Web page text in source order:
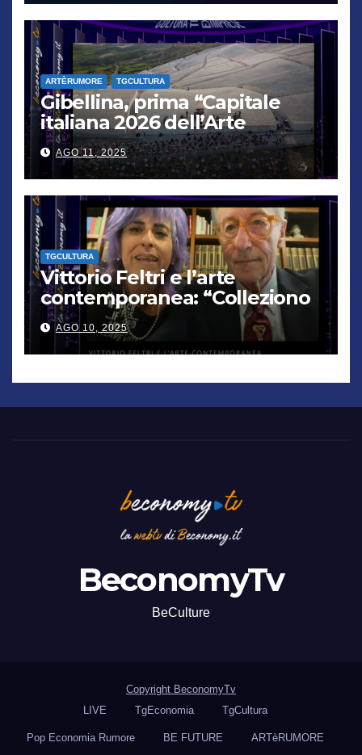
ARTÈRUMORE TGCULTURA
Gibellina, prima “Capitale
italiana 2026 dell’Arte
contemporanea”
AGO 11, 2025
TGCULTURA
Vittorio Feltri e l’arte
contemporanea: “Colleziono
De Chirico. Cattelan? Un
genio”
AGO 10, 2025
BeconomyTv
BeCulture
Copyright BeconomyTv
LIVE
TgEconomia TgCultura
Pop Economia Rumore BE FUTURE ARTèRUMORE